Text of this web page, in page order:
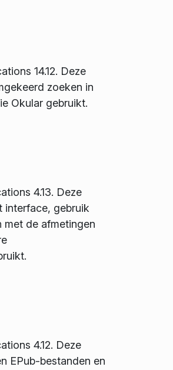
14.12. Deze
zoeken in
Okular gebruikt.
4.13. Deze
interface, gebruik
met de afmetingen
4.12. Deze
EPub-bestanden en